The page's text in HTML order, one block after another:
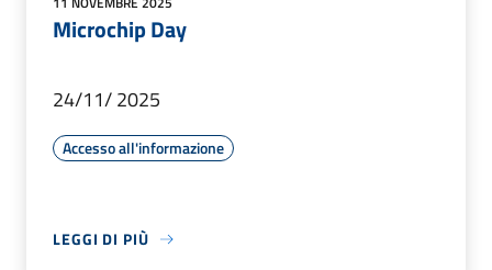
Microchip Day
24/11/ 2025
Accesso all'informazione
LEGGI DI PIÙ